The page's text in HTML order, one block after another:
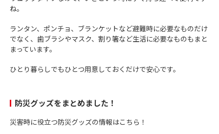
ね。
ランタン、ポンチョ、ブランケットなど避難時に必要なものだけ
でなく、歯ブラシやマスク、割り箸など生活に必要なものもまと
まっています。
ひとり暮らしでもひとつ用意しておくだけで安心です。
防災グッズをまとめました！
災害時に役立つ防災グッズの情報はこちら！